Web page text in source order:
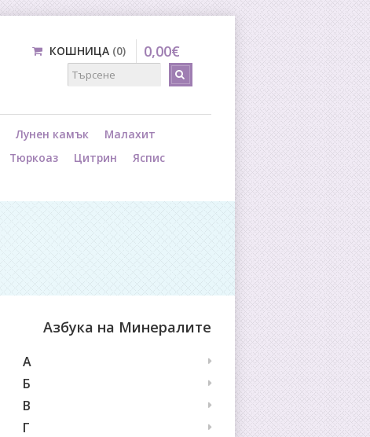
КОШНИЦА 0 0,00€
Лунен камък
Малахит
Тюркоаз Цитрин
Яспис
Азбука на Минералите
А
Б
В
Г